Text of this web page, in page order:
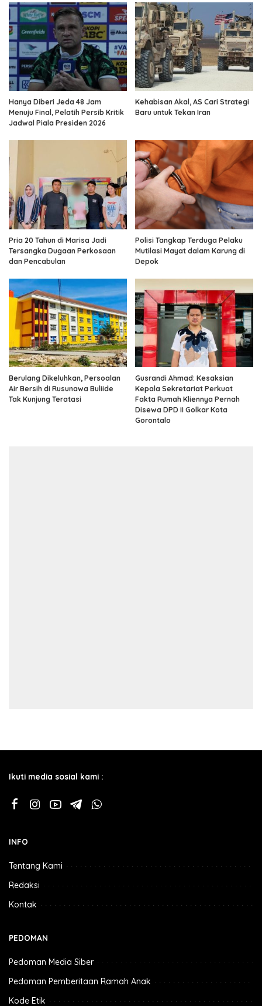
Hanya Diberi Jeda 48 Jam
Menuju Final, Pelatih Persib Kritik
Jadwal Piala Presiden 2026
Kehabisan Akal, AS Cari Strategi
Baru untuk Tekan Iran
Pria 20 Tahun di Marisa Jadi
Tersangka Dugaan Perkosaan
dan Pencabulan
Polisi Tangkap Terduga Pelaku
Mutilasi Mayat dalam Karung di
Depok
Berulang Dikeluhkan, Persoalan
Air Bersih di Rusunawa Buliide
Tak Kunjung Teratasi
Gusrandi Ahmad: Kesaksian
Kepala Sekretariat Perkuat
Fakta Rumah Kliennya Pernah
Disewa DPD II Golkar Kota
Gorontalo
Ikuti media sosial kami :
INFO
Tentang Kami
Redaksi
Kontak
PEDOMAN
Pedoman Media Siber
Pedoman Pemberitaan Ramah Anak
Kode Etik